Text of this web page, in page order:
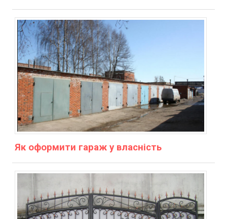
Як оформити гараж у власність